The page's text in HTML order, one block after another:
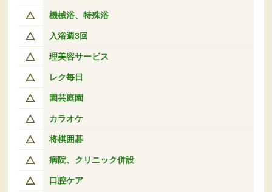
機械浴、特殊浴
入浴週3回
理美容サービス
レク毎日
園芸庭園
カラオケ
将棋囲碁
病院、クリニック併設
口腔ケア